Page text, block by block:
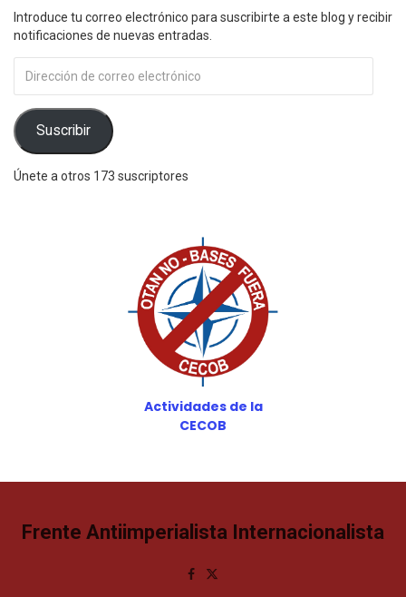
Introduce tu correo electrónico para suscribirte a este blog y recibir
notificaciones de nuevas entradas.
de
correo
electrónico
Suscribir
Únete a otros 173 suscriptores
Actividades de la
CECOB
Frente Antiimperialista Internacionalista